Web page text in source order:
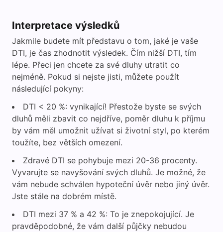
Interpretace výsledků
Jakmile budete mít představu o tom, jaké je vaše
DTI, je čas zhodnotit výsledek. Čím nižší DTI, tím
lépe. Přeci jen chcete za své dluhy utratit co
nejméně. Pokud si nejste jisti, můžete použít
následující pokyny:
DTI < 20 %: vynikající! Přestože byste se svých
dluhů měli zbavit co nejdříve, poměr dluhu k příjmu
by vám měl umožnit užívat si životní styl, po kterém
toužíte, bez větších omezení.
Zdravé DTI se pohybuje mezi 20-36 procenty.
Vyvarujte se navyšování svých dluhů. Je možné, že
vám nebude schválen hypoteční úvěr nebo jiný úvěr.
Jste stále na dobrém místě.
DTI mezi 37 % a 42 %: To je znepokojující. Je
pravděpodobné, že vám další půjčky nebudou